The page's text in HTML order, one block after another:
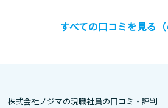
すべての口コミを見る（
株式会社ノジマの現職社員の口コミ・評判